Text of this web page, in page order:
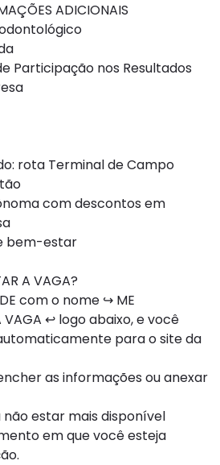
ADICIONAIS
Participação nos Resultados
rota Terminal de Campo
com descontos em
bem-estar
A VAGA?
com o nome ↪ ME
VAGA ↩ logo abaixo, e você
para o site da
as informações ou anexar
estar mais disponível
em que você esteja